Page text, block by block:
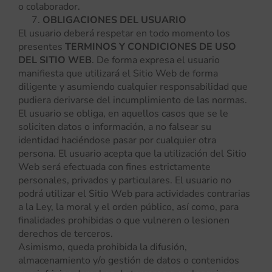
o colaborador.
OBLIGACIONES DEL USUARIO
El usuario deberá respetar en todo momento los
presentes TERMINOS Y CONDICIONES DE USO
DEL SITIO WEB. De forma expresa el usuario
manifiesta que utilizará el Sitio Web de forma
diligente y asumiendo cualquier responsabilidad que
pudiera derivarse del incumplimiento de las normas.
El usuario se obliga, en aquellos casos que se le
soliciten datos o información, a no falsear su
identidad haciéndose pasar por cualquier otra
persona. El usuario acepta que la utilización del Sitio
Web será efectuada con fines estrictamente
personales, privados y particulares. El usuario no
podrá utilizar el Sitio Web para actividades contrarias
a la Ley, la moral y el orden público, así como, para
finalidades prohibidas o que vulneren o lesionen
derechos de terceros.
Asimismo, queda prohibida la difusión,
almacenamiento y/o gestión de datos o contenidos